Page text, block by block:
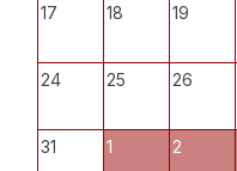
17 18 19
24 25 26
31 1 2